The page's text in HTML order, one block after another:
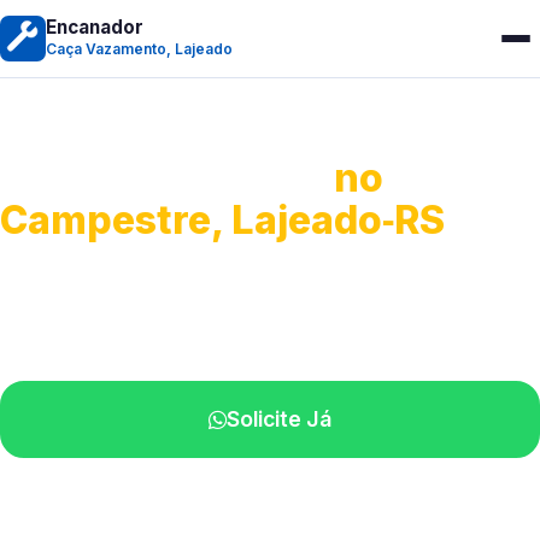
Encanador
Caça Vazamento, Lajeado
no
Campestre, Lajeado‑RS
Solicite Já